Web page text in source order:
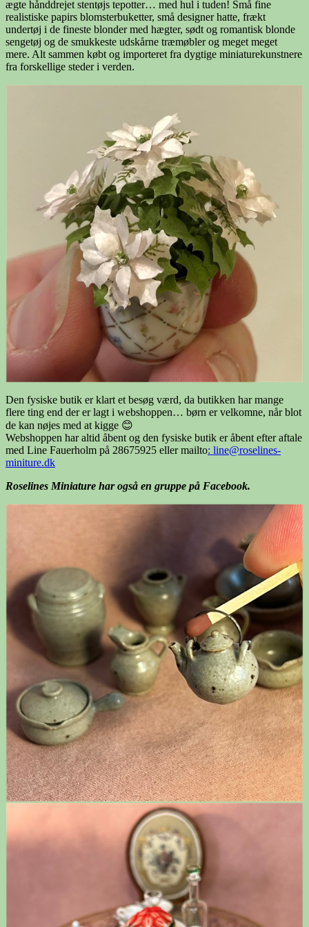
ægte hånddrejet stentøjs tepotter… med hul i tuden! Små fine
realistiske papirs blomsterbuketter, små designer hatte, frækt
undertøj i de fineste blonder med hægter, sødt og romantisk blonde
sengetøj og de smukkeste udskårne træmøbler og meget meget
mere. Alt sammen købt og importeret fra dygtige miniaturekunstnere
fra forskellige steder i verden.
Den fysiske butik er klart et besøg værd, da butikken har mange
flere ting end der er lagt i webshoppen… børn er velkomne, når blot
de kan nøjes med at kigge 😊
Webshoppen har altid åbent og den fysiske butik er åbent efter aftale
med Line Fauerholm på 28675925 eller mailto: line@roselines-
miniture.dk
Roselines Miniature har også en gruppe på Facebook.